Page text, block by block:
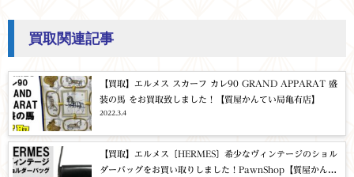
買取関連記事
【買取】エルメス スカーフ カレ90 GRAND APPARAT 盛
装の馬 をお買取致しました！【質屋かんてい局亀有店】
2022.3.4
【買取】エルメス〔HERMES〕希少なヴィンテージのショル
ダーバッグをお買い取りしました！PawnShop【質屋かんて